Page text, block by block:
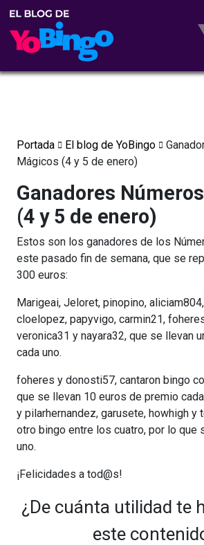
Portada El blog de YoBingo
Mágicos (4 y 5 de enero)
Ganadores
(4 y 5 de enero)
Estos son los ganadores de los
este pasado fin de semana, que se
300 euros:
Marigeai, Jeloret, pinopino,
cloelopez, papyvigo, carmin21,
veronica31 y nayara32, que se llevan
cada uno.
foheres y donosti57, cantaron bingo
que se llevan 10 euros de premio
y pilarhernandez, garusete, howhigh y
otro bingo entre los cuatro, por lo que
uno.
¡Felicidades a tod@s!
¿De cuánta utilidad te
este